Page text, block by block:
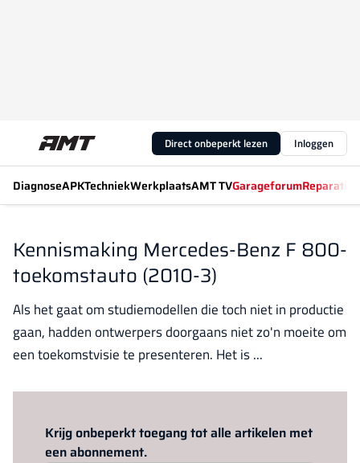
Direct onbeperkt lezen Inloggen
DiagnoseAPKTechniekWerkplaatsAMT TVGarageforum
Kennismaking Mercedes-Benz F 800-
toekomstauto (2010-3)
Als het gaat om studiemodellen die toch niet in productie
gaan, hadden ontwerpers doorgaans niet zo'n moeite om
een toekomstvisie te presenteren. Het is ...
Krijg onbeperkt toegang tot alle artikelen met
een abonnement.